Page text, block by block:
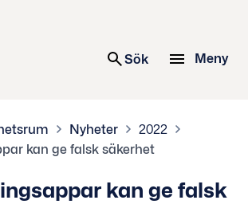
Sök Meny
Nyheter
2022
kan ge falsk säkerhet
kan ge falsk